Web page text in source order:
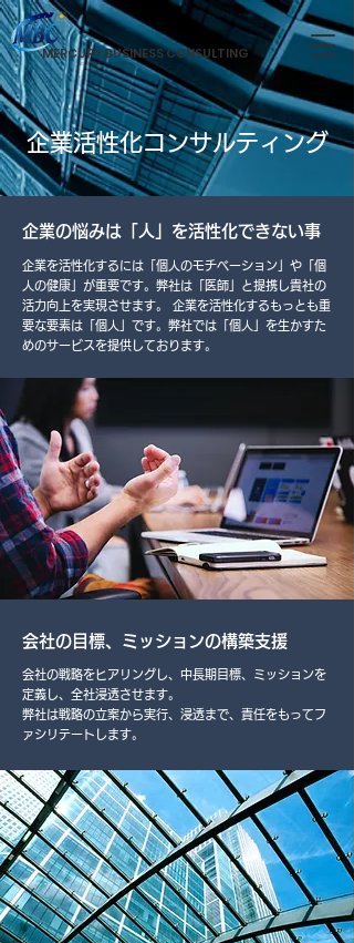
MERCURY BUSINESS CONSULTING
Solution that delivers
企業活性化コンサルティング
企業の悩みは「人」を活性化できない事
企業を活性化するには「個人のモチベーション」や「個
人の健康」が重要です。弊社は「医師」と提携し貴社の
活力向上を実現させます。 企業を活性化するもっとも重
要な要素は「個人」です。弊社では「個人」を生かすた
めのサービスを提供しております。
会社の目標、ミッションの構築支援
会社の戦略をヒアリングし、中長期目標、ミッションを
定義し、全社浸透させます。
弊社は戦略の立案から実行、浸透まで、責任をもってフ
ァシリテートします。